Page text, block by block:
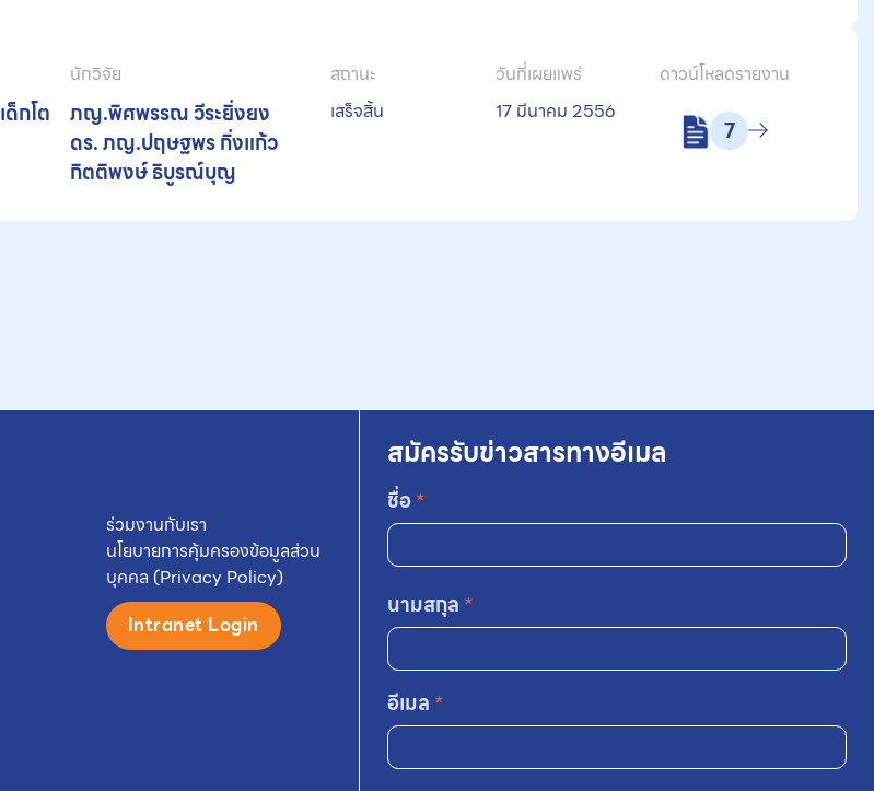
กโต
นักวิจัย
ภญ.พิศพรรณ วีระยิ่งยง
ดร. ภญ.ปฤษฐพร กิ่งแก้ว
กิตติพงษ์ ธิบูรณ์บุญ
สถานะ
เสร็จสิ้น
วันที่เผยแพร่
17 มีนาคม 2556
ดาวน์โหลดรายงาน
7
ร่วมงานกับเรา
นโยบายการคุ้มครองข้อมูลส่วน
บุคคล (Privacy Policy)
Intranet Login
สมัครรับข่าวสารทางอีเมล
ชื่อ*
นามสกุล *
อีเมล *